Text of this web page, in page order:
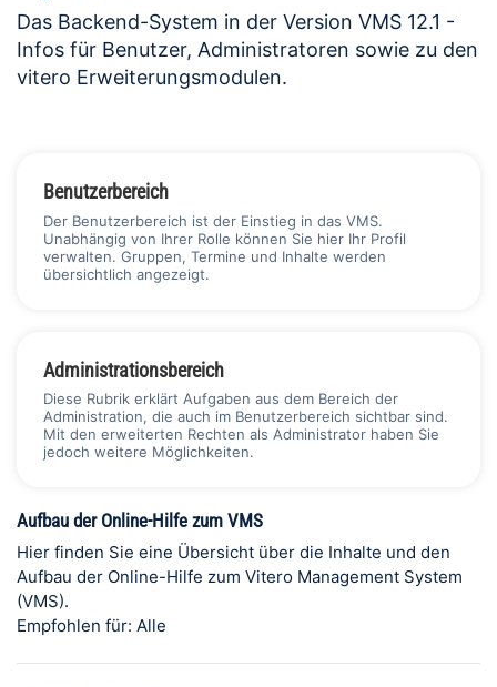
Das Backend-System in der Version VMS 12.1 -
Infos für Benutzer, Administratoren sowie zu den
vitero Erweiterungsmodulen.
Benutzerbereich
Der Benutzerbereich ist der Einstieg in das VMS.
Unabhängig von Ihrer Rolle können Sie hier Ihr Profil
verwalten. Gruppen, Termine und Inhalte werden
übersichtlich angezeigt.
Administrationsbereich
Diese Rubrik erklärt Aufgaben aus dem Bereich der
Administration, die auch im Benutzerbereich sichtbar sind.
Mit den erweiterten Rechten als Administrator haben Sie
jedoch weitere Möglichkeiten.
Aufbau der Online-Hilfe zum VMS
Hier finden Sie eine Übersicht über die Inhalte und den
Aufbau der Online-Hilfe zum Vitero Management System
(VMS).
Empfohlen für: Alle